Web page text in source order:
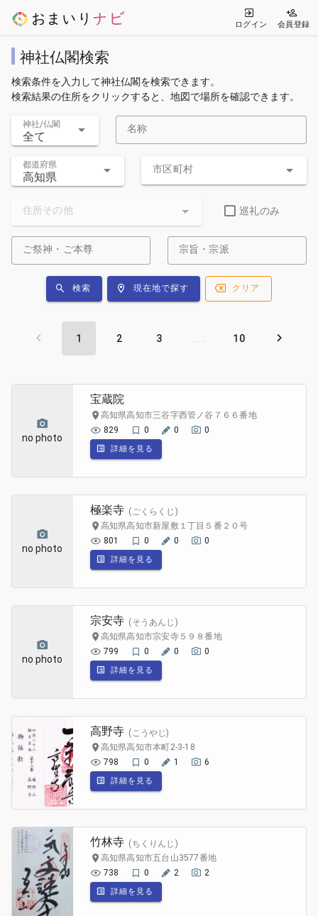
ログイン 会員登録
神社仏閣検索
検索条件を入力して神社仏閣を検索できます。
検索結果の住所をクリックすると、地図で場所を確認できます。
神社/仏閣
全て
名称
都道府県
高知県
市区町村
住所その他 巡礼のみ
ご祭神・ご本尊 宗旨・宗派
検索 現在地で探す クリア
1 2 3 10
no photo
宝蔵院
高知県高知市三谷字西管ノ谷７６６番地
829
0 0 0
詳細を見る
no photo
極楽寺 (ごくらくじ)
高知県高知市新屋敷１丁目５番２０号
801
0 0 0
詳細を見る
no photo
宗安寺 (そうあんじ)
高知県高知市宗安寺５９８番地
799
0 0 0
詳細を見る
高野寺 (こうやじ)
高知県高知市本町2-3-18
798
0 1 6
詳細を見る
竹林寺 (ちくりんじ)
高知県高知市五台山3577番地
738
0 2 2
詳細を見る